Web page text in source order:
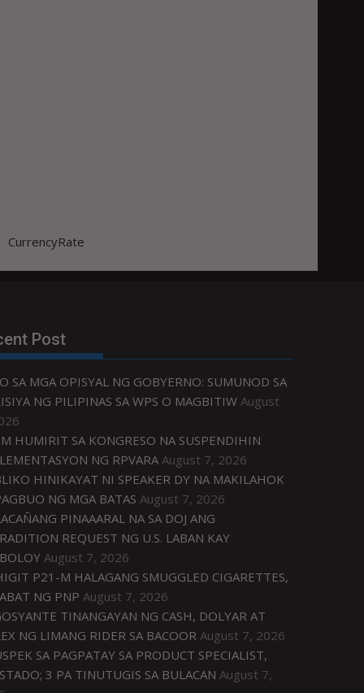
CurrencyRate
Post
SA MGA OPISYAL NG GOBYERNO: SUMUNOD SA
NG PILIPINAS SA WPS O MAGBITIW August
HUMIRIT SA KONGRESO NA SUSPENDIHIN
NG RPVARA August 7, 2026
HINIKAYAT NI SPEAKER DY NA MAKILAHOK
NG MGA BATAS August 7, 2026
PINAAARAL NA SA DOJ ANG
REQUEST NG U.S. LABAN KAY
August 7, 2026
P21-M HALAGANG SMUGGLED CIGARETTES,
NG PNP August 7, 2026
TINANGAYAN NG CASH, DOLYAR AT
NG LIMANG RIDER SA BACOOR August 7, 2026
SA PAGPATAY SA PRODUCT SPECIALIST,
3 PA TINUTUGIS SA BULACAN August 7,